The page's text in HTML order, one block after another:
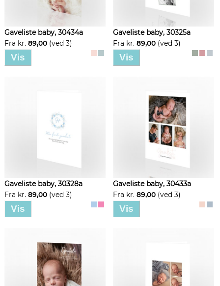
Gaveliste baby, 30434a
Fra kr. 89,00 (ved 3)
Vis
Gaveliste baby, 30325a
Fra kr. 89,00 (ved 3)
Vis
Gaveliste baby, 30328a
Fra kr. 89,00 (ved 3)
Vis
Gaveliste baby, 30433a
Fra kr. 89,00 (ved 3)
Vis